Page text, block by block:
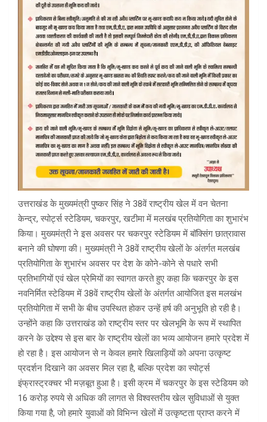
उत्तराखंड के मुख्यमंत्री पुष्कर सिंह ने 38वें राष्ट्रीय खेल में वन चेतना
केन्द्र, स्पोर्ट्स स्टेडियम, चकरपुर, खटीमा में मलखंब प्रतियोगिता का शुभारंभ
किया। मुख्यमंत्री ने इस अवसर पर चकरपुर स्टेडियम में बॉक्सिंग छात्रावास
बनाने की घोषणा की। मुख्यमंत्री ने 38वें राष्ट्रीय खेलों के अंतर्गत मलखंब
प्रतियोगिता के शुभारंभ अवसर पर देश के कोने-कोने से पधारे सभी
प्रतिभागियों एवं खेल प्रेमियों का स्वागत करते हुए कहा कि चकरपुर के इस
नवनिर्मित स्टेडियम में 38वें राष्ट्रीय खेलों के अंतर्गत आयोजित इस मलखंभ
प्रतियोगिता में सभी के बीच उपस्थित होकर उन्हें हर्ष की अनुभूति हो रही है।
उन्होंने कहा कि उत्तराखंड को राष्ट्रीय स्तर पर खेलभूमि के रूप में स्थापित
करने के उद्देश्य से इस बार के राष्ट्रीय खेलों का भव्य आयोजन हमारे प्रदेश में
हो रहा है। इस आयोजन से न केवल हमारे खिलाड़ियों को अपना उत्कृष्ट
प्रदर्शन दिखाने का अवसर मिल रहा है, बल्कि प्रदेश का स्पोर्ट्स
इंफ्रास्ट्रक्चर भी मज़बूत हुआ है। इसी क्रम में चकरपुर के इस स्टेडियम को
16 करोड़ रुपये से अधिक की लागत से विश्वस्तरीय खेल सुविधाओं से युक्त
किया गया है, जो हमारे युवाओं को विभिन्न खेलों में उत्कृष्टता प्राप्त करने में